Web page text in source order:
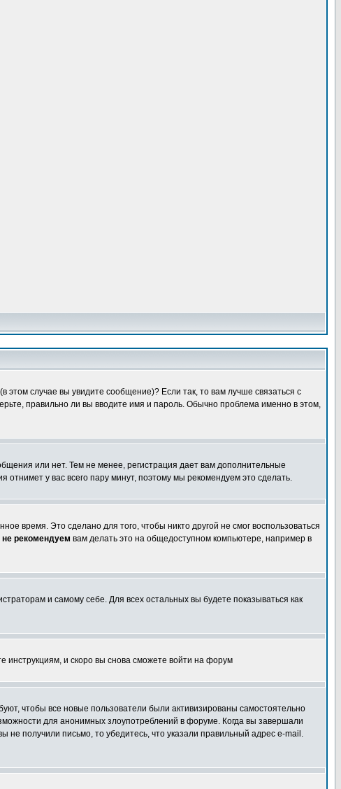
случае вы увидите сообщение)? Если так, то вам лучше связаться с
правильно ли вы вводите имя и пароль. Обычно проблема именно в этом,
или нет. Тем не менее, регистрация дает вам дополнительные
у вас всего пару минут, поэтому мы рекомендуем это сделать.
время. Это сделано для того, чтобы никто другой не смог воспользоваться
не рекомендуем вам делать это на общедоступном компьютере, например в
и самому себе. Для всех остальных вы будете показываться как
инструкциям, и скоро вы снова сможете войти на форум
чтобы все новые пользователи были активизированы самостоятельно
для анонимных злоупотреблений в форуме. Когда вы завершали
не получили письмо, то убедитесь, что указали правильный адрес e-mail.